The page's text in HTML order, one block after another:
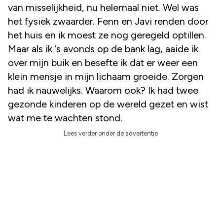
van misselijkheid, nu helemaal niet. Wel was
het fysiek zwaarder. Fenn en Javi renden door
het huis en ik moest ze nog geregeld optillen.
Maar als ik ’s avonds op de bank lag, aaide ik
over mijn buik en besefte ik dat er weer een
klein mensje in mijn lichaam groeide. Zorgen
had ik nauwelijks. Waarom ook? Ik had twee
gezonde kinderen op de wereld gezet en wist
wat me te wachten stond.
Lees verder onder de advertentie